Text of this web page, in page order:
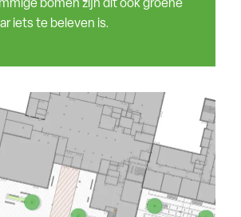
bomen zijn dit ook groene
iets te beleven is.